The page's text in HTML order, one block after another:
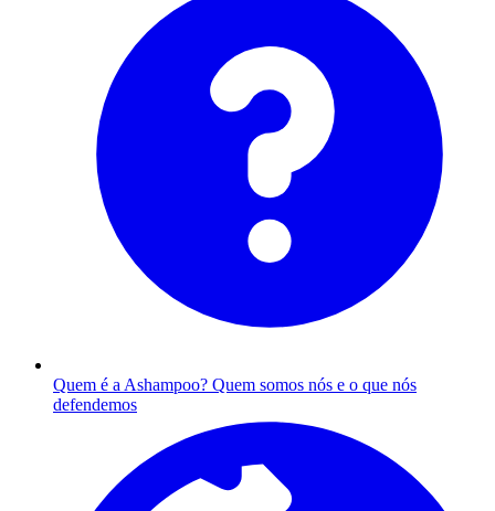
Quem é a Ashampoo? Quem somos nós e o que nós
defendemos